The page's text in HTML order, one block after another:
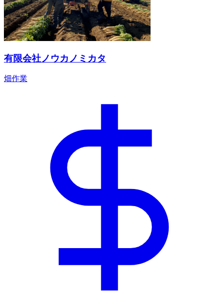
有限会社ノウカノミカタ
畑作業